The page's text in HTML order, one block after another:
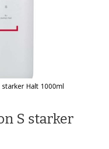
Halt 1000ml
S starker